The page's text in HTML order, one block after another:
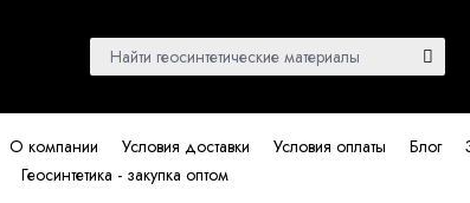
О компании Условия доставки Условия оплаты Блог
Геосинтетика - закупка оптом